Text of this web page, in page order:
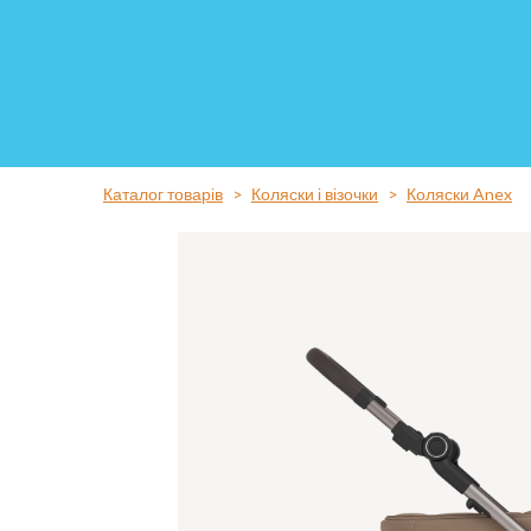
Каталог товарів Коляски і візочки Коляски Anex